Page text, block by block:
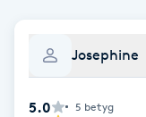
CryoterapiJosephine
5.0 5 betyg